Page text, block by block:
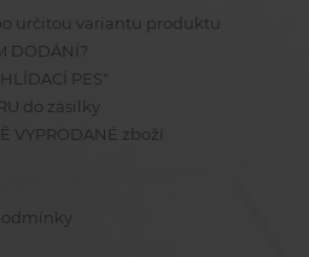
určitou variantu produktu
DODÁNÍ?
PES"
do zásilky
VYPRODANÉ zboží